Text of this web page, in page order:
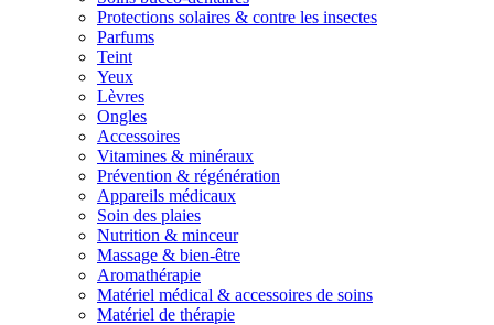
Protections solaires & contre les insectes
Parfums
Teint
Yeux
Lèvres
Ongles
Accessoires
Vitamines & minéraux
Prévention & régénération
Appareils médicaux
Soin des plaies
Nutrition & minceur
Massage & bien-être
Aromathérapie
Matériel médical & accessoires de soins
Matériel de thérapie